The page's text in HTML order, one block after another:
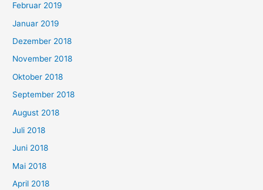
Februar 2019
Januar 2019
Dezember 2018
November 2018
Oktober 2018
September 2018
August 2018
Juli 2018
Juni 2018
Mai 2018
April 2018